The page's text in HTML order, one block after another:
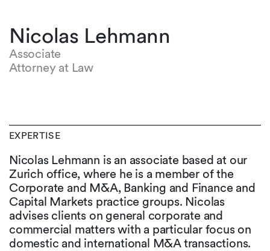
Nicolas Lehmann
Associate
Attorney at Law
EXPERTISE
Nicolas Lehmann is an associate based at our
Zurich office, where he is a member of the
Corporate and M&A, Banking and Finance and
Capital Markets practice groups. Nicolas
advises clients on general corporate and
commercial matters with a particular focus on
domestic and international M&A transactions.